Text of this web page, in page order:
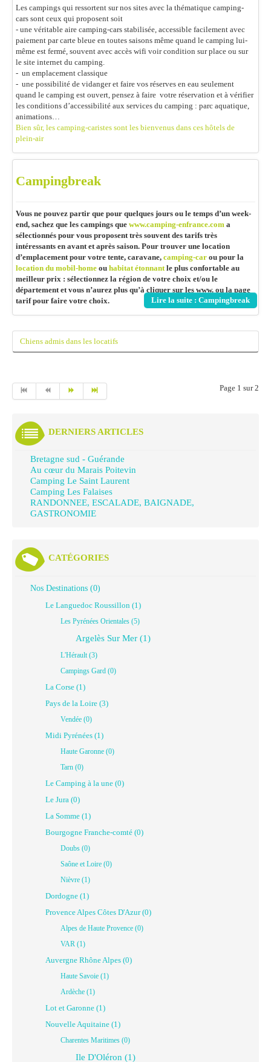
Les campings qui ressortent sur nos sites avec la thématique camping-
cars sont ceux qui proposent soit
- une véritable aire camping-cars stabilisée, accessible facilement avec
paiement par carte bleue en toutes saisons même quand le camping lui-
même est fermé, souvent avec accès wifi voir condition sur place ou sur
le site internet du camping.
- un emplacement classique
- une possibilité de vidanger et faire vos réserves en eau seulement
quand le camping est ouvert, pensez à faire votre réservation et à vérifier
les conditions d’accessibilité aux services du camping : parc aquatique,
animations…
Bien sûr, les camping-caristes sont les bienvenus dans ces hôtels de
plein-air
Campingbreak
Vous ne pouvez partir que pour quelques jours ou le temps d’un week-
end, sachez que les campings que www.camping-enfrance.com a
sélectionnés pour vous proposent très souvent des tarifs très
intéressants en avant et après saison. Pour trouver une location
d’emplacement pour votre tente, caravane, camping-car ou pour la
location du mobil-home ou habitat étonnantle plus confortable au
meilleur prix : sélectionnez la région de votre choix et/ou le
département et vous n’aurez plus qu’à cliquer sur les www. ou la page
tarif pour faire votre choix.
Lire la suite : Campingbreak
Chiens admis dans les locatifs
Page 1 sur 2
DERNIERS ARTICLES
Bretagne sud - Guérande
Au cœur du Marais Poitevin
Camping Le Saint Laurent
Camping Les Falaises
RANDONNEE, ESCALADE, BAIGNADE,
GASTRONOMIE
CATÉGORIES
Nos Destinations (0)
Le Languedoc Roussillon (1)
Les Pyrénées Orientales (5)
Argelès Sur Mer (1)
L'Hérault (3)
Campings Gard (0)
La Corse (1)
Pays de la Loire (3)
Vendée (0)
Midi Pyrénées (1)
Haute Garonne (0)
Tarn (0)
Le Camping à la une (0)
Le Jura (0)
La Somme (1)
Bourgogne Franche-comté (0)
Doubs (0)
Saône et Loire (0)
Nièvre (1)
Dordogne (1)
Provence Alpes Côtes D'Azur (0)
Alpes de Haute Provence (0)
VAR (1)
Auvergne Rhône Alpes (0)
Haute Savoie (1)
Ardèche (1)
Lot et Garonne (1)
Nouvelle Aquitaine (1)
Charentes Maritimes (0)
Ile D'Oléron (1)